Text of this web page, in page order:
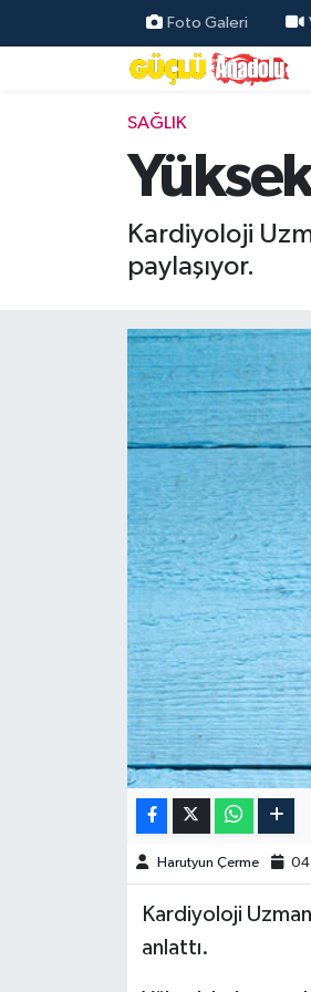
Foto Galeri
SAĞLIK
Kardiyoloji
paylaşıyor.
Harutyun Çerme
Kardiyoloji
anlattı.
Özel Haber
Resmi İlanlar
Magazin
Burç Yorumları
Hava Durumu
Kim kimdir?